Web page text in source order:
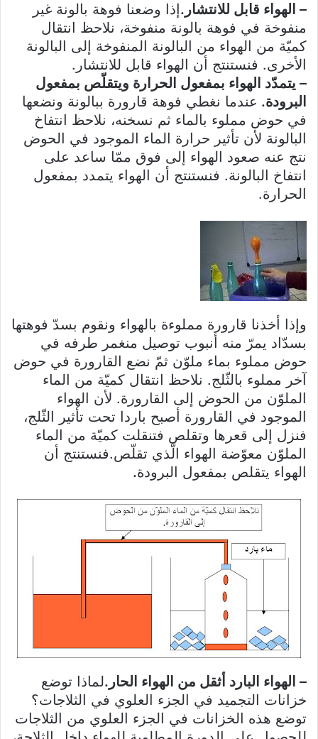
– الهواء قابل للانتشار. إذا وضعنا فوهة بالونة غير
منفوخة في فوهة بالونة منفوخة، نلاحظ انتقال
كميّة من الهواء من البالونة المنفوخة إلى البالونة
الأخرى. فنستنتج أن الهواء قابل للانتشار.
– يتمدّد الهواء بمفعول الحرارة ويتقلّص بمفعول
البرودة. عندما نغطي فوهة قارورة ببالونة ونضعها
في حوض مملوء بالماء ثم نسخنه، نلاحظ انتفاخ
البالونة لأن تأثير حرارة الماء الموجود في الحوض
نتج عنه صعود الهواء إلى فوق ممّا ساعد على
انتفاخ البالونة. فنستنتج أن الهواء يتمدد بمفعول
الحرارة.
وإذا أخذنا قارورة مملوءة بالهواء ونقوم بسدّ فوهتها
بسدّاد يمرّ منه أنبوب توصيل منغمر طرفه في
حوض مملوء بماء ملوّن ثمّ نضع القارورة في حوض
آخر مملوء بالثّلج. نلاحظ انتقال كميّة من الماء
الملوّن من الحوض إلى القارورة. لأن الهواء
الموجود في القارورة أصبح باردا تحت تأثير الثّلج،
فنزل إلى قعرها وتقلص فتنقلت كميّة من الماء
الملوّن معوّضة الهواء الّذي تقلّص.فنستنتج أن
الهواء يتقلص بمفعول البرودة.
– الهواء البارد أثقل من الهواء الحار.لماذا توضع
خزانات التجميد في الجزء العلوي في الثلاجات؟
توضع هذه الخزانات في الجزء العلوي من الثلاجات